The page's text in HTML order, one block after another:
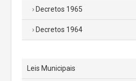
Decretos 1965
Decretos 1964
Leis Municipais